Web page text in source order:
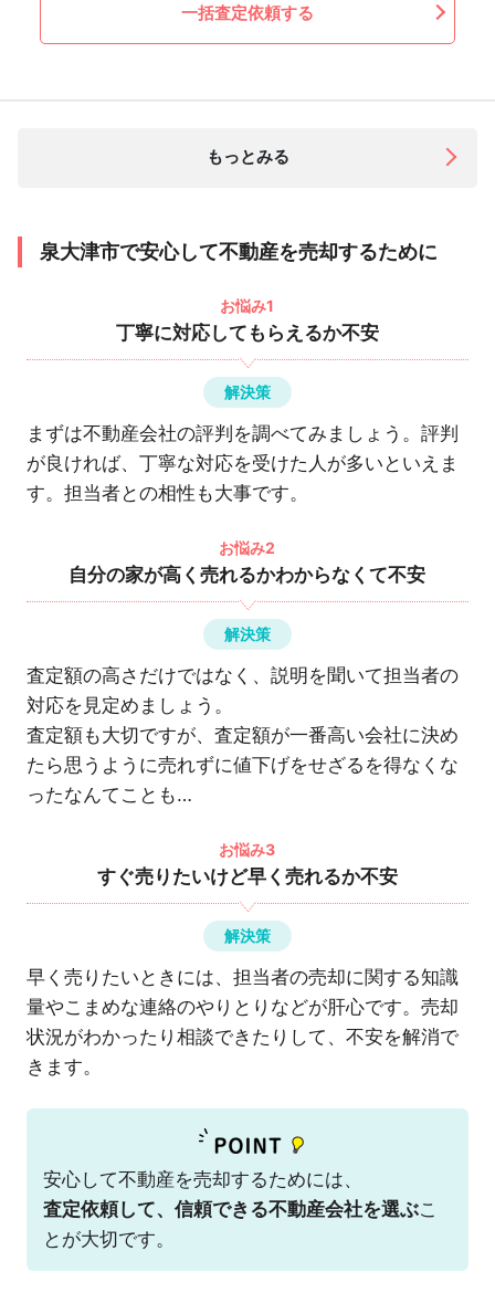
一括査定依頼する
もっとみる
泉大津市で安心して不動産を売却するために
お悩み1
丁寧に対応してもらえるか不安
解決策
まずは不動産会社の評判を調べてみましょう。評判
が良ければ、丁寧な対応を受けた人が多いといえま
す。担当者との相性も大事です。
お悩み2
自分の家が高く売れるかわからなくて不安
解決策
査定額の高さだけではなく、説明を聞いて担当者の
対応を見定めましょう。
査定額も大切ですが、査定額が一番高い会社に決め
たら思うように売れずに値下げをせざるを得なくな
ったなんてことも…
お悩み3
すぐ売りたいけど早く売れるか不安
解決策
早く売りたいときには、担当者の売却に関する知識
量やこまめな連絡のやりとりなどが肝心です。売却
状況がわかったり相談できたりして、不安を解消で
きます。
安心して不動産を売却するためには、
査定依頼して、信頼できる不動産会社を選ぶこ
とが大切です。